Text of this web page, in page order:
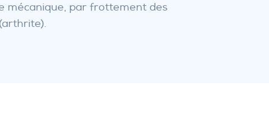
mécanique, par frottement des